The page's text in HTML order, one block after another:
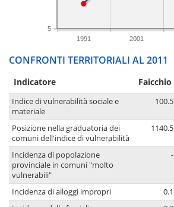
1991 2001
5
CONFRONTI TERRITORIALI AL 2011
Indicatore Faicchio
Indice di vulnerabilità sociale e
materiale
100.5
Posizione nella graduatoria dei
comuni dell'indice di vulnerabilità
1140.5
Incidenza di popolazione
provinciale in comuni "molto
vulnerabili"
-
Incidenza di alloggi impropri 0.1